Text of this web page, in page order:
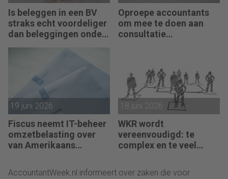
Is beleggen in een BV
straks echt voordeliger
dan beleggingen onder
Oproepe accountants
om mee te doen aan
consultatie
19 juni 2026
Fiscus neemt IT-beheer
omzetbelasting over
van Amerikaans
18 juni 2026
WKR wordt
vereenvoudigd: te
complex en te veel
AccountantWeek.nl informeert over zaken die voor